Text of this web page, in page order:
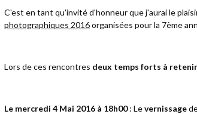
C'est en tant qu'invité d'honneur que j'aurai le
photographiques 2016organisées pour la 7ème
Lors de ces rencontres deux temps forts à retenir
Le mercredi 4 Mai 2016 à 18h00: Levernissage